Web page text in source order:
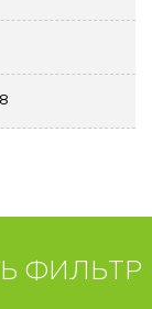
ФИЛЬТР